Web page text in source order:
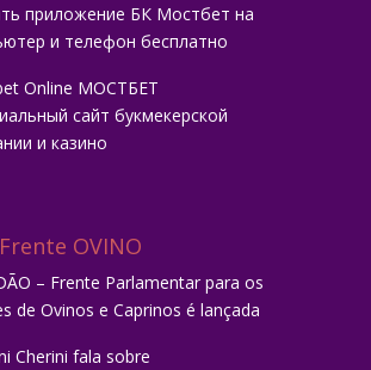
приложение БК Мостбет на
и телефон бесплатно
Online МОСТБЕТ
сайт букмекерской
и казино
Frente OVINO
– Frente Parlamentar para os
de Ovinos e Caprinos é lançada
Cherini fala sobre